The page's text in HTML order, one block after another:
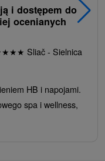
i dostępem do
ocenianych
★★★ Sliač - Sielnica
HB i napojami.
spa i wellness,